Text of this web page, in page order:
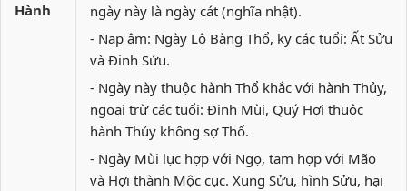
Hành
ngày này là ngày cát (nghĩa nhật).
- Nạp âm: Ngày Lộ Bàng Thổ, kỵ các tuổi: Ất Sửu
và Đinh Sửu.
- Ngày này thuộc hành Thổ khắc với hành Thủy,
ngoại trừ các tuổi: Đinh Mùi, Quý Hợi thuộc
hành Thủy không sợ Thổ.
- Ngày Mùi lục hợp với Ngọ, tam hợp với Mão
và Hợi thành Mộc cục. Xung Sửu, hình Sửu, hại